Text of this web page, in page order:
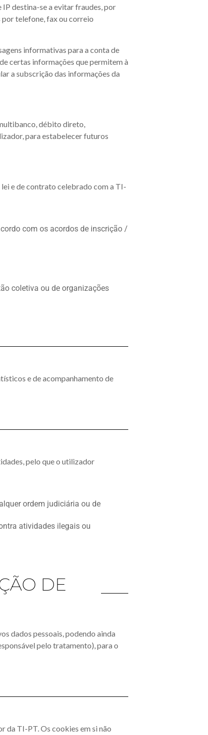
destina-se a evitar fraudes, por
telefone, fax ou correio
informativas para a conta de
certas informações que permitem à
a subscrição das informações da
débito direto,
para estabelecer futuros
e de contrato celebrado com a TI-
com os acordos de inscrição /
coletiva ou de organizações
e de acompanhamento de
pelo que o utilizador
ordem judiciária ou de
atividades ilegais ou
DE
dados pessoais, podendo ainda
pelo tratamento), para o
da TI-PT. Os cookies em si não